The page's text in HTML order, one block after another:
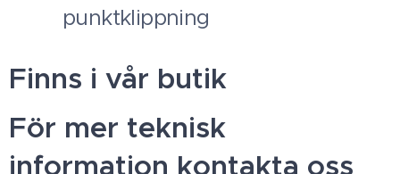
punktklippning
Finns i vår butik
För mer teknisk
information kontakta oss